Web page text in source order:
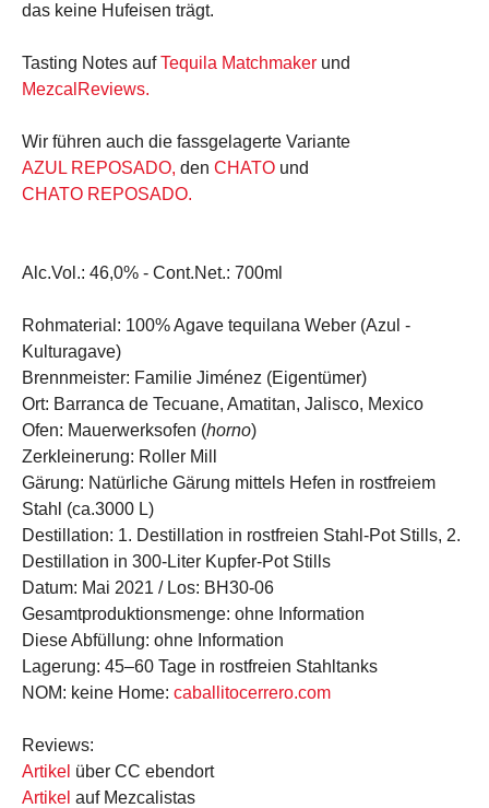
das keine Hufeisen trägt.
Tasting Notes aufTequila Matchmaker und
MezcalReviews.
Wir führen auch die fassgelagerte Variante
AZUL REPOSADO, den CHATO und
CHATO REPOSADO.
Alc.Vol.: 46,0% - Cont.Net.: 700ml
Rohmaterial: 100% Agave tequilana Weber (Azul -
Kulturagave)
Brennmeister: Familie Jiménez (Eigentümer)
Ort: Barranca de Tecuane, Amatitan, Jalisco, Mexico
Ofen: Mauerwerksofen (horno)
Zerkleinerung: Roller Mill
Gärung: Natürliche Gärung mittels Hefen in rostfreiem
Stahl (ca.3000 L)
Destillation: 1. Destillation in rostfreien Stahl-Pot Stills, 2.
Destillation in 300-Liter Kupfer-Pot Stills
Datum: Mai 2021 / Los: BH30-06
Gesamtproduktionsmenge: ohne Information
Diese Abfüllung: ohne Information
Lagerung: 45–60 Tage in rostfreien Stahltanks
NOM: keine Home: caballitocerrero.com
Reviews:
Artikel über CC ebendort
Artikel auf Mezcalistas